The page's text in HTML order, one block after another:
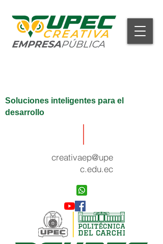
Soluciones inteligentes para el
desarrollo
creativaep@upe
c.edu.ec